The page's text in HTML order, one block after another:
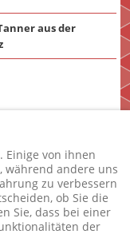
aus der
Einige von ihnen
während andere uns
zu verbessern
ob Sie die
Sie, dass bei einer
der